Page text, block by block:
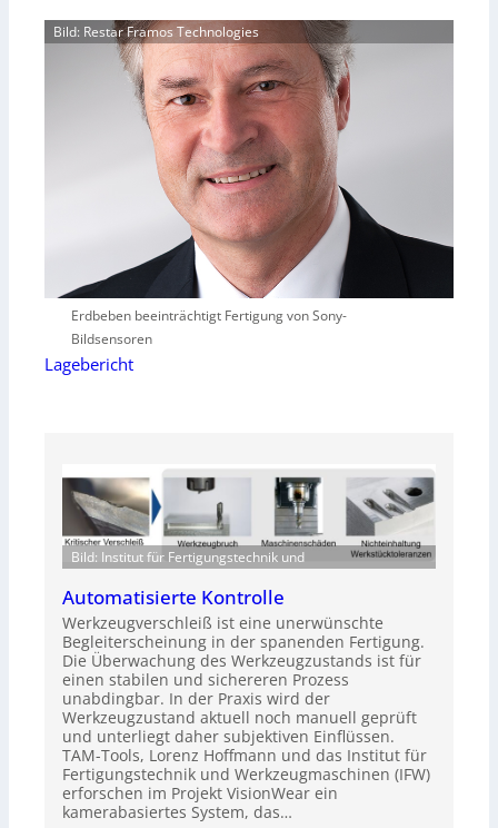
Bild: Restar Framos Technologies
Erdbeben beeinträchtigt Fertigung von Sony-
Bildsensoren
Lagebericht
Bild: Institut für Fertigungstechnik und
Automatisierte Kontrolle
Werkzeugverschleiß ist eine unerwünschte
Begleiterscheinung in der spanenden Fertigung.
Die Überwachung des Werkzeugzustands ist für
einen stabilen und sichereren Prozess
unabdingbar. In der Praxis wird der
Werkzeugzustand aktuell noch manuell geprüft
und unterliegt daher subjektiven Einflüssen.
TAM-Tools, Lorenz Hoffmann und das Institut für
Fertigungstechnik und Werkzeugmaschinen (IFW)
erforschen im Projekt VisionWear ein
kamerabasiertes System, das…